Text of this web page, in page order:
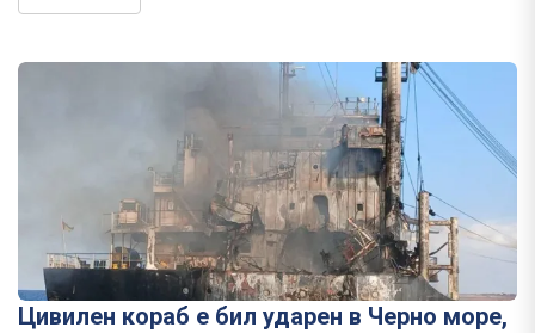
Цивилен кораб е бил ударен в Черно море,